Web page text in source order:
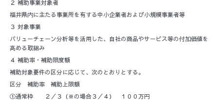
２ 補助事業対象者
福井県内に主たる事業所を有する中小企業者および小規模事業者等
３ 対象事業
バリューチェーン分析等を活用した、自社の商品やサービス等の付加価値を
高める取組み
４ 補助率・補助限度額
補助対象要件の区分に応じて、次のとおりとする。
区分 補助率 補助上限額
①通常枠 ２／３（※の場合３／４） １００万円